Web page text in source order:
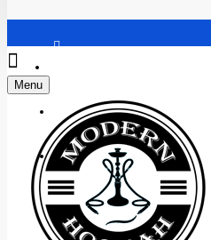
Регистрация
+38 (095) 945 04 33
Menu